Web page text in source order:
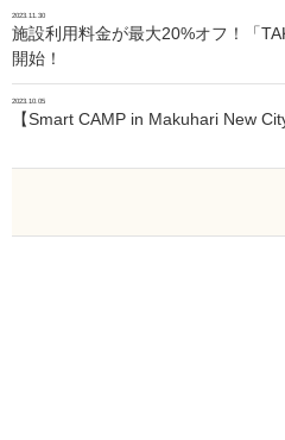
2023.11.30
施設利用料金が最大20%オフ！「
開始！
2023.10.05
【Smart CAMP in Makuhari New